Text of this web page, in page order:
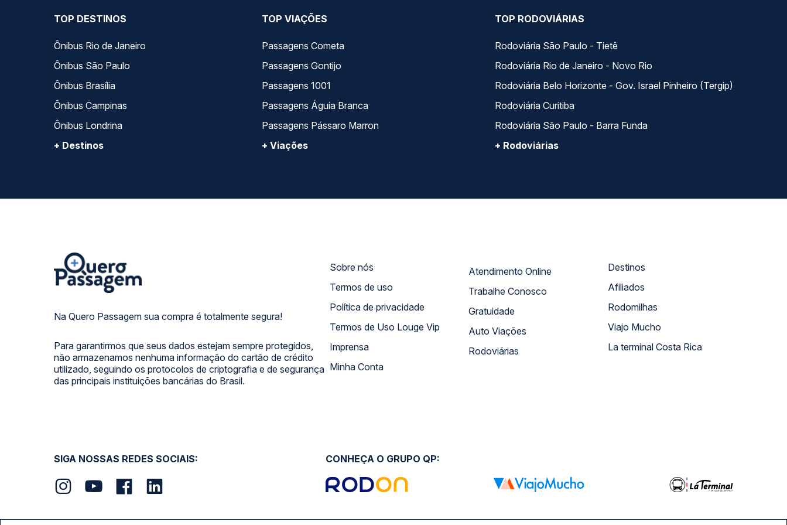
TOP DESTINOS
Ônibus Rio de Janeiro
Ônibus São Paulo
Ônibus Brasília
Ônibus Campinas
Ônibus Londrina
+ Destinos
TOP VIAÇÕES
Passagens Cometa
Passagens Gontijo
Passagens 1001
Passagens Águia Branca
Passagens Pássaro Marron
+ Viações
TOP RODOVIÁRIAS
Rodoviária São Paulo - Tietê
Rodoviária Rio de Janeiro - Novo Rio
Rodoviária Belo Horizonte - Gov. Israel Pinheiro (Tergip)
Rodoviária Curitiba
Rodoviária São Paulo - Barra Funda
+ Rodoviárias
Na Quero Passagem sua compra é totalmente segura!
Para garantirmos que seus dados estejam sempre protegidos,
não armazenamos nenhuma informação do cartão de crédito
utilizado, seguindo os protocolos de criptografia e de segurança
das principais instituições bancárias do Brasil.
Sobre nós
Termos de uso
Política de privacidade
Termos de Uso Louge Vip
Imprensa
Minha Conta
Atendimento Online
Trabalhe Conosco
Gratuidade
Auto Viações
Rodoviárias
Destinos
Afiliados
Rodomilhas
Viajo Mucho
La terminal Costa Rica
SIGA NOSSAS REDES SOCIAIS: CONHEÇA O GRUPO QP: